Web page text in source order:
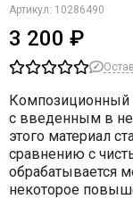
Артикул: 10286490
3 200 ₽
Композиционный
с введенным в
этого материал
сравнению с
обрабатывается
некоторое